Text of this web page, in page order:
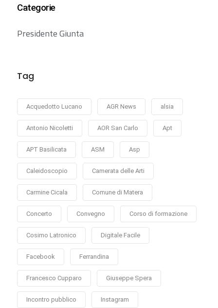
Categorie
Presidente Giunta
Tag
Acquedotto Lucano AGR News alsia
Antonio Nicoletti AOR San Carlo Apt
APT Basilicata ASM Asp
Caleidoscopio Camerata delle Arti
Carmine Cicala Comune di Matera
Concerto Convegno Corso di formazione
Cosimo Latronico Digitale Facile
Facebook Ferrandina
Francesco Cupparo Giuseppe Spera
Incontro pubblico Instagram